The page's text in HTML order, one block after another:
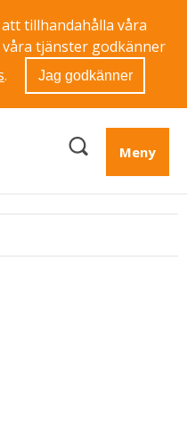
tillhandahålla våra
tjänster godkänner
. Jag godkänner
Meny